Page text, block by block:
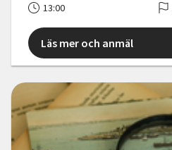
13:00
Läs mer och anmäl